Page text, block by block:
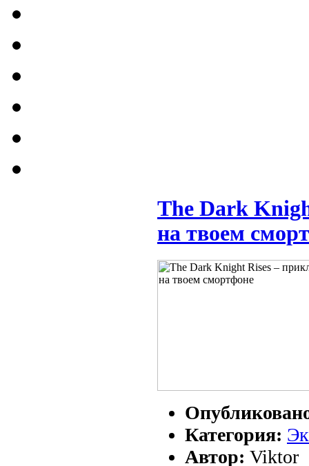
The Dark
на твоем
Категория:
Автор: Viktor